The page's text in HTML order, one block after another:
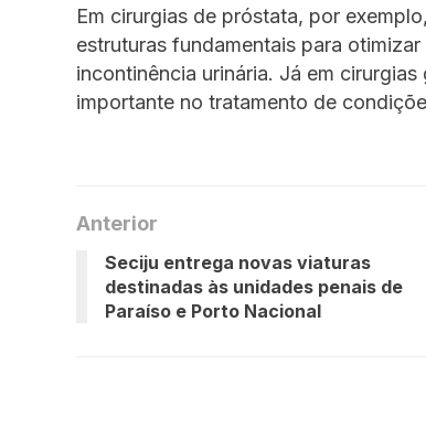
Em cirurgias de próstata, por
estruturas fundamentais para
incontinência urinária. Já em
importante no tratamento de
Anterior
Seciju entrega novas viaturas
destinadas às unidades penais de
Paraíso e Porto Nacional